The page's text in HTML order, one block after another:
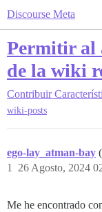
Discourse Meta
Permitir al
de la wiki
Contribuir
wiki-posts
ego-lay_atman-bay
26 Agosto, 2024
1
Me he encontrado